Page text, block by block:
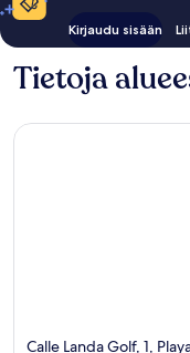
Kirjaudu sisään
Tietoja
Calle Landa Golf, 1,